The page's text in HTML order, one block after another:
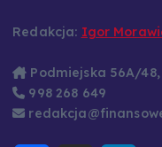
Redakcja: Igor
Podmiejska 56A/
998 268 649